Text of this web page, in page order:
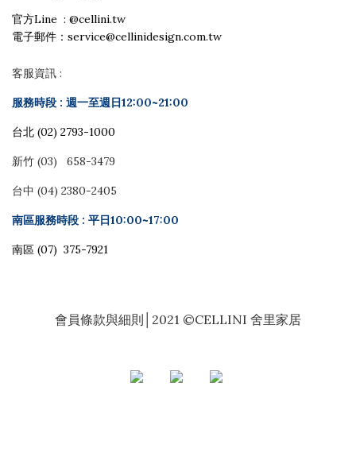
官方Line : @cellini.tw
電子郵件：service@cellinidesign.com.tw
客服資訊 :
服務時段 : 週一至週日12:00~21:00
台北 (02) 2793-1000
新竹 (03) 658-3479
台中 (04) 2380-2405
南區服務時段 : 平日10:00~17:00
南區 (07) 375-7921
會員條款與細則 │2021 ©CELLINI 舍里家居